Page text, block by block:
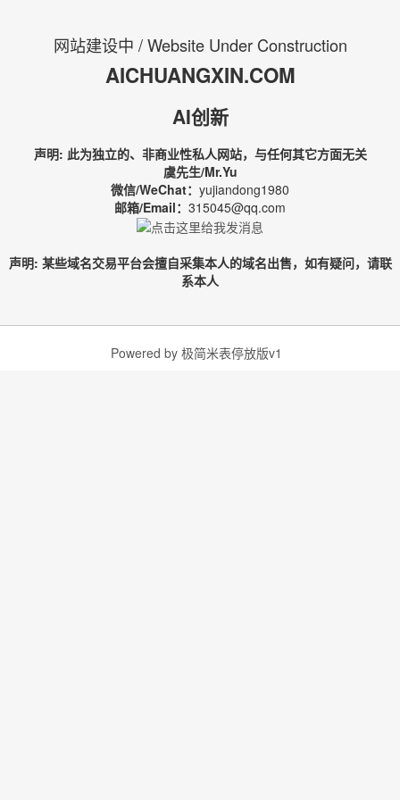
网站建设中 / Website Under Construction
AICHUANGXIN.COM
AI创新
声明: 此为独立的、非商业性私人网站，与任何其它方面无关
虞先生/Mr.Yu
微信/WeChat： yujiandong1980
邮箱/Email： 315045@qq.com
声明: 某些域名交易平台会擅自采集本人的域名出售，如有疑问，请联
系本人
Powered by 极简米表停放版v1